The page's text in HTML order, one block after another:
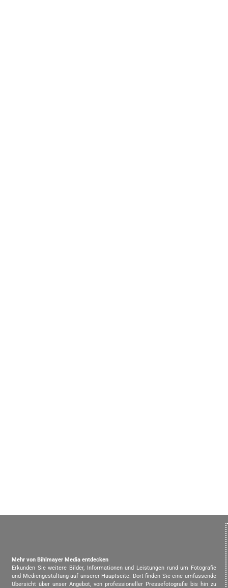
Mehr von Bihlmayer Media entdecken
Erkunden Sie weitere Bilder, Informationen und Leistungen rund um Fotografie
und Mediengestaltung auf unserer Hauptseite. Dort finden Sie eine umfassende
Übersicht über unser Angebot, von professioneller Pressefotografie bis hin zu